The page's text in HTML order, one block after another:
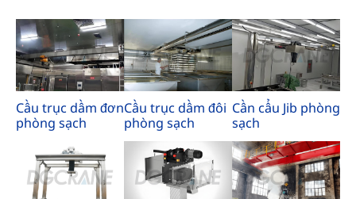
Cầu trục dầm đơn
phòng sạch
Cầu trục dầm đôi
phòng sạch
Cần cẩu Jib phòng
sạch